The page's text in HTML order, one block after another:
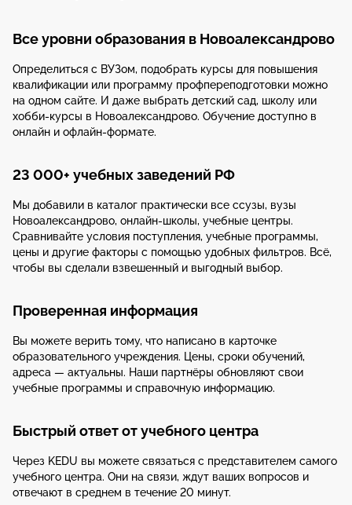
Все уровни образования в Новоалександрово
Определиться с ВУЗом, подобрать курсы для повышения
квалификации или программу профпереподготовки можно
на одном сайте. И даже выбрать детский сад, школу или
хобби-курсы в Новоалександрово. Обучение доступно в
онлайн и офлайн-формате.
23 000+ учебных заведений РФ
Мы добавили в каталог практически все ссузы, вузы
Новоалександрово, онлайн-школы, учебные центры.
Сравнивайте условия поступления, учебные программы,
цены и другие факторы с помощью удобных фильтров. Всё,
чтобы вы сделали взвешенный и выгодный выбор.
Проверенная информация
Вы можете верить тому, что написано в карточке
образовательного учреждения. Цены, сроки обучений,
адреса — актуальны. Наши партнёры обновляют свои
учебные программы и справочную информацию.
Быстрый ответ от учебного центра
Через KEDU вы можете связаться с представителем самого
учебного центра. Они на связи, ждут ваших вопросов и
отвечают в среднем в течение 20 минут.